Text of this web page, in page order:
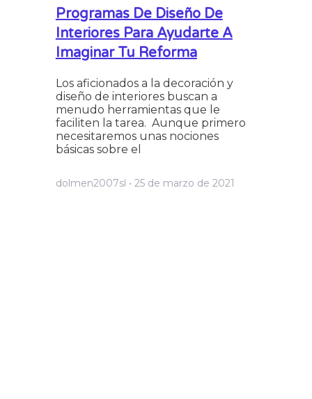
Programas De Diseño De
Interiores Para Ayudarte A
Imaginar Tu Reforma
Los aficionados a la decoración y
diseño de interiores buscan a
menudo herramientas que le
faciliten la tarea. Aunque primero
necesitaremos unas nociones
básicas sobre el
dolmen2007sl 25 de marzo de 2021